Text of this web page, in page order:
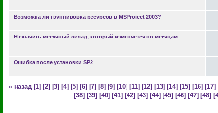
Возможна ли группировка ресурсов в MSProject 2003?
Назначить месячный оклад, который изменяется по месяцам.
Ошибка после установки SP2
« назад [1] [2] [3] [4] [5] [6] [7] [8] [9] [10] [11] [12] [13] [14] [15] [16] [17]
[38] [39] [40] [41] [42] [43] [44] [45] [46] [47] [48]